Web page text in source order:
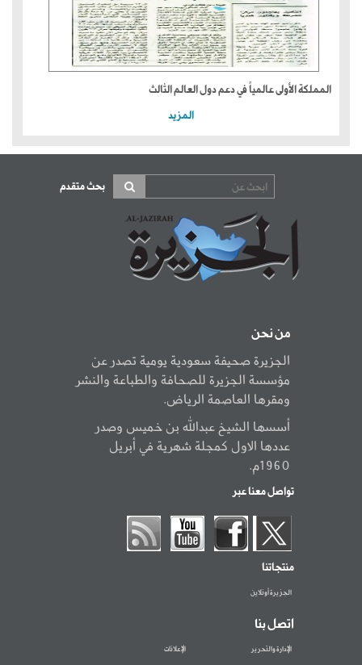
المملكة الأولى عالمياً في دعم دول العالم الثالث
المزيد
بحث متقدم
من نحن
الجزيرة صحيفة سعودية يومية تصدر عن
مؤسسة الجزيرة للصحافة والطباعة والنشر
ومقرها العاصمة الرياض.
أسسها الشيخ عبدالله بن خميس وصدر
عددها الاول كمجلة شهرية في أبريل
1960م.
تواصل معنا عبر
منتجاتنا
الجزيرة أونلاين
اتصل بنا
الإدارة والتحرير الإعلانات